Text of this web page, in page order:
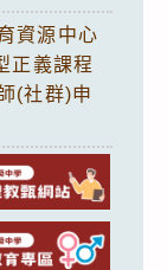
資源中心
正義課程
(社群)申